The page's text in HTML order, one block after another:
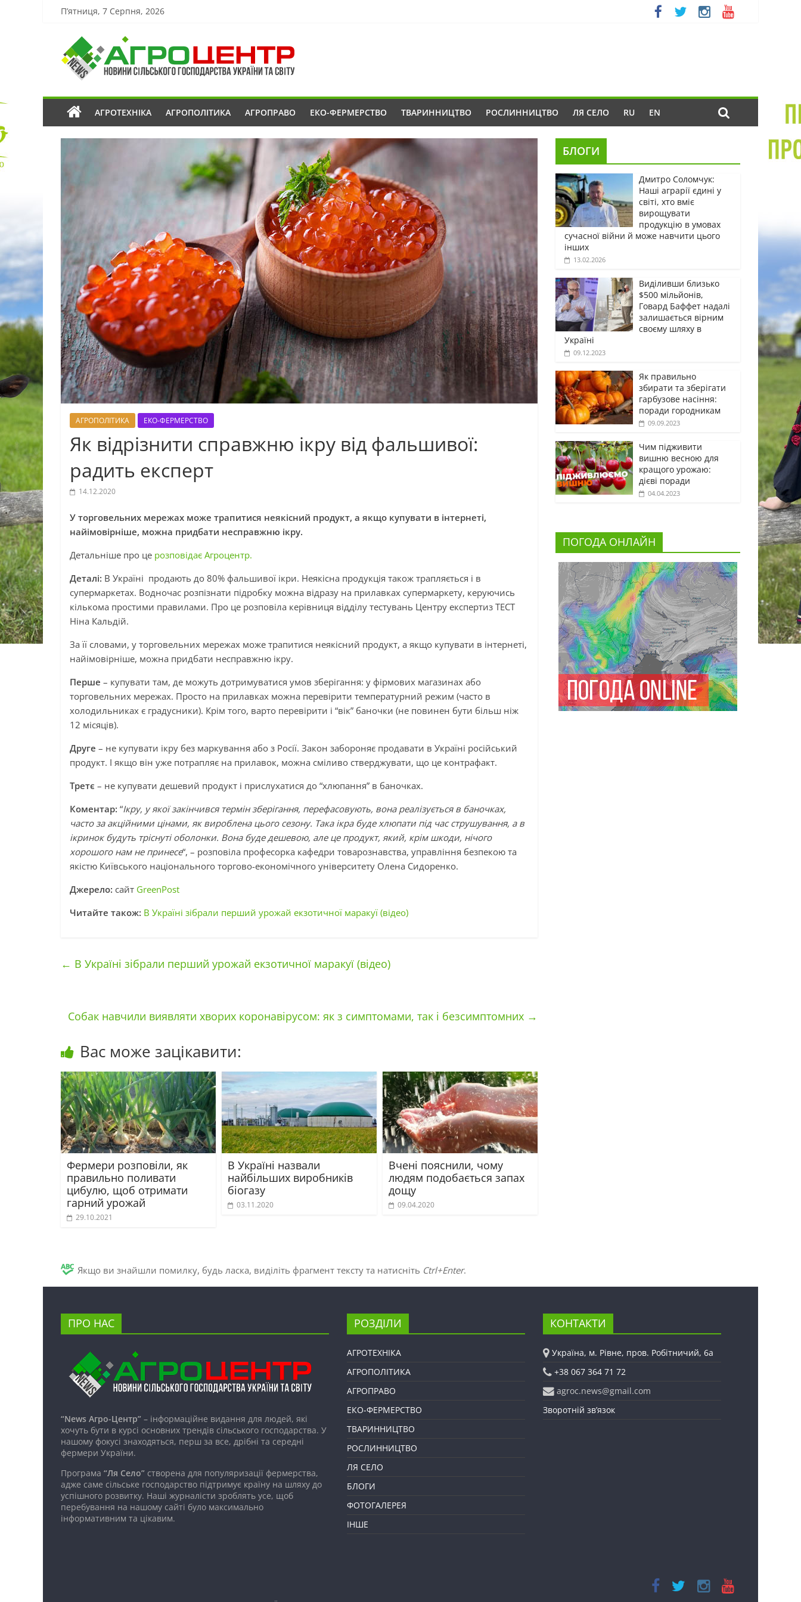
П’ятниця, 7 Серпня, 2026
АГРОТЕХНІКА АГРОПОЛІТИКА АГРОПРАВО ЕКО-ФЕРМЕРСТВО ТВАРИННИЦТВО РОСЛИННИЦТВО ЛЯ СЕЛО RU EN
АГРОПОЛІТИКА ЕКО-ФЕРМЕРСТВО
Як відрізнити справжню ікру від фальшивої:
радить експерт
14.12.2020
У торговельних мережах може трапитися неякісний продукт, а якщо купувати в інтернеті,
найімовірніше, можна придбати несправжню ікру.
Детальніше про це розповідає Агроцентр.
Деталі: В Україні продають до 80% фальшивої ікри. Неякісна продукція також трапляється і в
супермаркетах. Водночас розпізнати підробку можна відразу на прилавках супермаркету, керуючись
кількома простими правилами. Про це розповіла керівниця відділу тестувань Центру експертиз ТЕСТ
Ніна Кальдій.
За її словами, у торговельних мережах може трапитися неякісний продукт, а якщо купувати в інтернеті,
найімовірніше, можна придбати несправжню ікру.
Перше – купувати там, де можуть дотримуватися умов зберігання: у фірмових магазинах або
торговельних мережах. Просто на прилавках можна перевірити температурний режим (часто в
холодильниках є градусники). Крім того, варто перевірити і “вік” баночки (не повинен бути більш ніж
12 місяців).
Друге – не купувати ікру без маркування або з Росії. Закон забороняє продавати в Україні російський
продукт. І якщо він уже потрапляє на прилавок, можна сміливо стверджувати, що це контрафакт.
Третє – не купувати дешевий продукт і прислухатися до “хлюпання” в баночках.
Коментар: “Ікру, у якої закінчився термін зберігання, перефасовують, вона реалізується в баночках,
часто за акційними цінами, як вироблена цього сезону. Така ікра буде хлюпати під час струшування, а в
ікринок будуть тріснуті оболонки. Вона буде дешевою, але це продукт, який, крім шкоди, нічого
хорошого нам не принесе“, – розповіла професорка кафедри товарознавства, управління безпекою та
якістю Київського національного торгово-економічного університету Олена Сидоренко.
Джерело: сайт GreenPost
Читайте також: В Україні зібрали перший урожай екзотичної маракуї (відео)
← В Україні зібрали перший урожай екзотичної маракуї (відео)
Собак навчили виявляти хворих коронавірусом: як з симптомами, так і безсимптомних →
Вас може зацікавити:
Фермери розповіли, як
правильно поливати
цибулю, щоб отримати
гарний урожай
29.10.2021
В Україні назвали
найбільших виробників
біогазу
03.11.2020
Вчені пояснили, чому
людям подобається запах
дощу
09.04.2020
БЛОГИ
Дмитро Соломчук:
Наші аграрії єдині у
світі, хто вміє
вирощувати
продукцію в умовах
сучасної війни й може навчити цього
інших
13.02.2026
Виділивши близько
$500 мільйонів,
Говард Баффет надалі
залишається вірним
своєму шляху в
Україні
09.12.2023
Як правильно
збирати та зберігати
гарбузове насіння:
поради городникам
09.09.2023
Чим підживити
вишню весною для
кращого урожаю:
дієві поради
04.04.2023
ПОГОДА ОНЛАЙН
Якщо ви знайшли помилку, будь ласка, виділіть фрагмент тексту та натисніть Ctrl+Enter.
ПРО НАС
“News Агро-Центр” – інформаційне видання для людей, які
хочуть бути в курсі основних трендів сільського господарства. У
нашому фокусі знаходяться, перш за все, дрібні та середні
фермери України.
Програма “Ля Село” створена для популяризації фермерства,
адже саме сільське господарство підтримує країну на шляху до
успішного розвитку. Наші журналісти зроблять усе, щоб
перебування на нашому сайті було максимально
інформативним та цікавим.
РОЗДІЛИ
АГРОТЕХНІКА
АГРОПОЛІТИКА
АГРОПРАВО
ЕКО-ФЕРМЕРСТВО
ТВАРИННИЦТВО
РОСЛИННИЦТВО
ЛЯ СЕЛО
БЛОГИ
ФОТОГАЛЕРЕЯ
ІНШЕ
КОНТАКТИ
Україна, м. Рівне, пров. Робітничий, 6а
+38 067 364 71 72
agroc.news@gmail.com
Зворотній зв’язок